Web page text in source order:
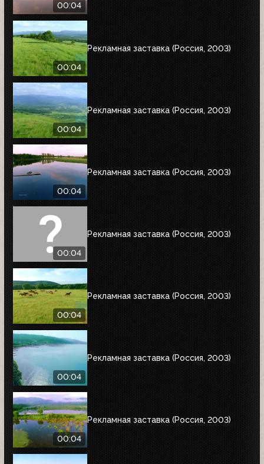
00:04
00:04
Рекламная заставка (Россия, 2003)
00:04
Рекламная заставка (Россия, 2003)
00:04
Рекламная заставка (Россия, 2003)
00:04
Рекламная заставка (Россия, 2003)
00:04
Рекламная заставка (Россия, 2003)
00:04
Рекламная заставка (Россия, 2003)
00:04
Рекламная заставка (Россия, 2003)